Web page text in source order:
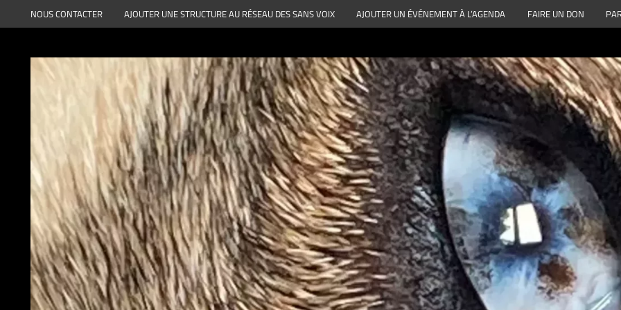
au
NOUS CONTACTER AJOUTER UNE STRUCTURE AU RÉSEAU DES SANS VOIX AJOUTER UN ÉVÉNEMENT À L’AGENDA FAIRE UN DON